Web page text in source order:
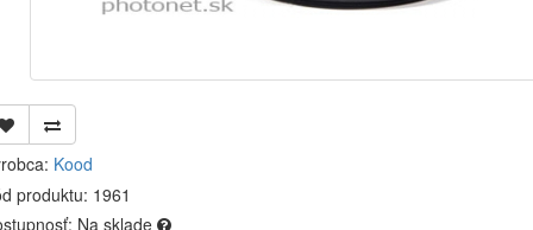
Kood
produktu: 1961
Na sklade